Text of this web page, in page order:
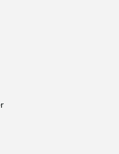
lide kold kylling.